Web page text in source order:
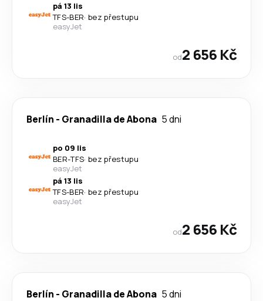
pá 13 lis
TFS-BER· bez přestupu
easyJet
od2 656 Kč
Berlín - Granadilla de Abona 5 dni
po 09 lis
BER-TFS· bez přestupu
easyJet
pá 13 lis
TFS-BER· bez přestupu
easyJet
od2 656 Kč
Berlín - Granadilla de Abona 5 dni